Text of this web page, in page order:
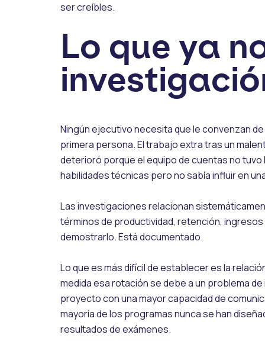
ser creíbles.
Lo que ya
Ningún ejecutivo necesita que le convenzan
primera persona. El trabajo extra tras un
deterioró porque el equipo de cuentas no
habilidades técnicas pero no sabía influir en
Las investigaciones relacionan
términos de productividad, retención,
demostrarlo. Está documentado.
Lo que es más difícil de establecer es la
medida esa rotación se debe a un problema
proyecto con una mayor capacidad de
mayoría de los programas nunca se han
resultados de exámenes.